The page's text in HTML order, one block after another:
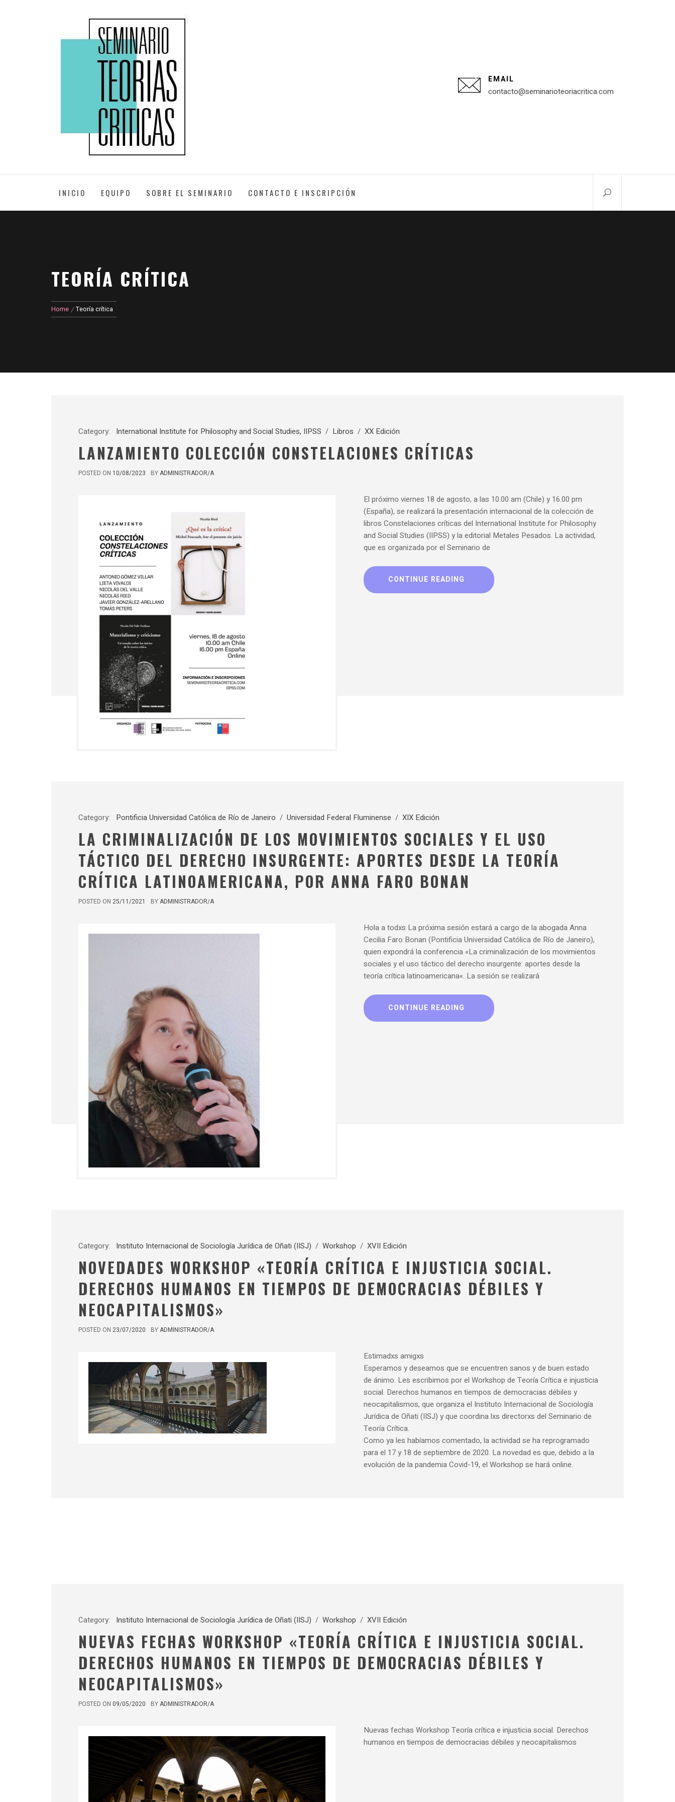
TEORÍAS
CRÍTICAS
EMAIL
contacto@seminarioteoriacritica.com
INICIO EQUIPO SOBRE EL SEMINARIO CONTACTO E INSCRIPCIÓN
TEORÍA CRÍTICA
Home Teoría crítica
Category: International Institute for Philosophy and Social Studies, IIPSS / Libros / XX Edición
LANZAMIENTO COLECCIÓN CONSTELACIONES CRÍTICAS
POSTED ON 10/08/2023 BYADMINISTRADOR/A
El próximo viernes 18 de agosto, a las 10.00 am (Chile) y 16.00 pm
(España), se realizará la presentación internacional de la colección de
libros Constelaciones críticas del International Institute for Philosophy
and Social Studies (IIPSS) y la editorial Metales Pesados. La actividad,
que es organizada por el Seminario de
CONTINUE READING
Category: Pontificia Universidad Católica de Río de Janeiro / Universidad Federal Fluminense / XIX Edición
LA CRIMINALIZACIÓN DE LOS MOVIMIENTOS SOCIALES Y EL USO
TÁCTICO DEL DERECHO INSURGENTE: APORTES DESDE LA TEORÍA
CRÍTICA LATINOAMERICANA, POR ANNA FARO BONAN
POSTED ON 25/11/2021 BYADMINISTRADOR/A
Hola a todxs La próxima sesión estará a cargo de la abogada Anna
Cecilia Faro Bonan (Pontificia Universidad Católica de Río de Janeiro),
quien expondrá la conferencia «La criminalización de los movimientos
sociales y el uso táctico del derecho insurgente: aportes desde la
teoría crítica latinoamericana«. La sesión se realizará
CONTINUE READING
Category: Instituto Internacional de Sociología Jurídica de Oñati (IISJ) / Workshop / XVII Edición
NOVEDADES WORKSHOP «TEORÍA CRÍTICA E INJUSTICIA SOCIAL.
DERECHOS HUMANOS EN TIEMPOS DE DEMOCRACIAS DÉBILES Y
NEOCAPITALISMOS»
POSTED ON 23/07/2020 BYADMINISTRADOR/A
Estimadxs amigxs
Esperamos y deseamos que se encuentren sanos y de buen estado
de ánimo. Les escribimos por el Workshop de Teoría Crítica e injusticia
social. Derechos humanos en tiempos de democracias débiles y
neocapitalismos, que organiza el Instituto Internacional de Sociología
Jurídica de Oñati (IISJ) y que coordina lxs directorxs del Seminario de
Teoría Crítica.
Como ya les habíamos comentado, la actividad se ha reprogramado
para el 17 y 18 de septiembre de 2020. La novedad es que, debido a la
evolución de la pandemia Covid-19, el Workshop se hará online.
Category: Instituto Internacional de Sociología Jurídica de Oñati (IISJ) / Workshop / XVII Edición
NUEVAS FECHAS WORKSHOP «TEORÍA CRÍTICA E INJUSTICIA SOCIAL.
DERECHOS HUMANOS EN TIEMPOS DE DEMOCRACIAS DÉBILES Y
NEOCAPITALISMOS»
POSTED ON 09/05/2020 BYADMINISTRADOR/A
Nuevas fechas Workshop Teoría crítica e injusticia social. Derechos
humanos en tiempos de democracias débiles y neocapitalismos